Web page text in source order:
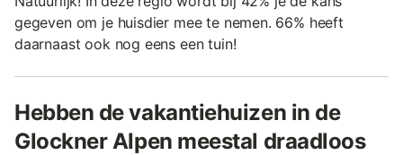
gegeven om je huisdier mee te nemen. 66% heeft
daarnaast ook nog eens een tuin!
Hebben de vakantiehuizen in de
Glockner Alpen meestal draadloos